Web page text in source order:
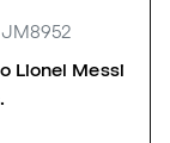
Lionel Messi